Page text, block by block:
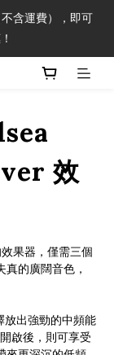
含運費），即可
含運費），即可
看更多折扣！
含運費），即可
效
果器，僅需三個
的廣闊音色，
出強勁的中頻能
啟後，則可享受